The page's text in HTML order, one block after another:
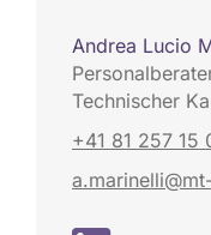
Andrea Lucio
Technischer
+41 81 257 15